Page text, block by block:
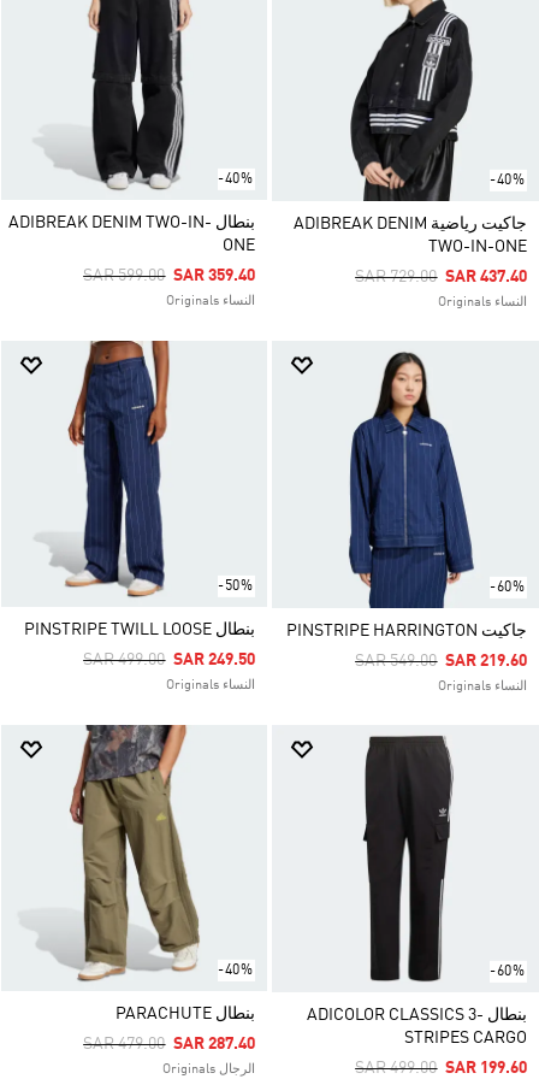
-40%
جاكيت رياضية ADIBREAK DENIM
TWO-IN-ONE
Price Reduced From
SAR 729.00ToSAR 437.40
النساء Originals
-40%
بنطال ADIBREAK DENIM TWO-IN-
ONE
Price Reduced From
SAR 599.00ToSAR 359.40
النساء Originals
-60%
جاكيت PINSTRIPE HARRINGTON
Price Reduced From
SAR 549.00ToSAR 219.60
النساء Originals
-50%
بنطال PINSTRIPE TWILL LOOSE
Price Reduced From
SAR 499.00ToSAR 249.50
النساء Originals
-60%
بنطال ADICOLOR CLASSICS 3-
STRIPES CARGO
Price Reduced From
SAR 499.00ToSAR 199.60
-40%
بنطال PARACHUTE
Price Reduced From
SAR 479.00ToSAR 287.40
الرجال Originals